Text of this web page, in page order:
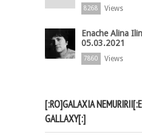
8268 Views
Enache Alina
05.03.2021
7860 Views
[:RO]GALAXIA
GALLAXY[:]